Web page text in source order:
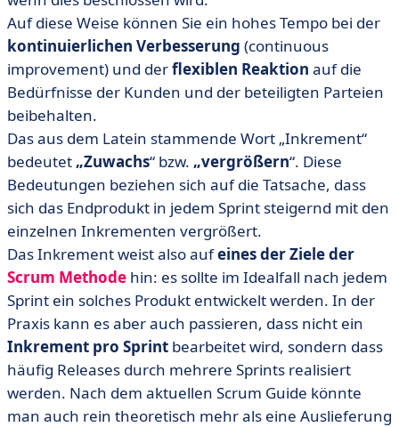
Auf diese Weise können Sie ein hohes Tempo bei der
kontinuierlichen Verbesserung (continuous
improvement) und derflexiblen Reaktion auf die
Bedürfnisse der Kunden und der beteiligten Parteien
beibehalten.
Das aus dem Latein stammende Wort „Inkrement“
bedeutet„Zuwachs“ bzw. „vergrößern“. Diese
Bedeutungen beziehen sich auf die Tatsache, dass
sich das Endprodukt in jedem Sprint steigernd mit den
einzelnen Inkrementen vergrößert.
Das Inkrement weist also aufeines der Ziele der
Scrum Methode hin: es sollte im Idealfall nach jedem
Sprint ein solches Produkt entwickelt werden. In der
Praxis kann es aber auch passieren, dass nicht ein
Inkrement pro Sprint bearbeitet wird, sondern dass
häufig Releases durch mehrere Sprints realisiert
werden. Nach dem aktuellen Scrum Guide könnte
man auch rein theoretisch mehr als eine Auslieferung